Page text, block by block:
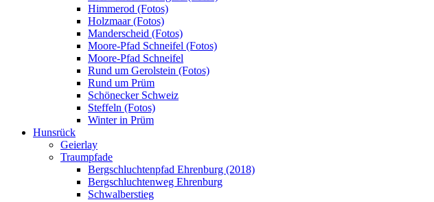
Himmerod (Fotos)
Holzmaar (Fotos)
Manderscheid (Fotos)
Moore-Pfad Schneifel (Fotos)
Moore-Pfad Schneifel
Rund um Gerolstein (Fotos)
Rund um Prüm
Schönecker Schweiz
Steffeln (Fotos)
Winter in Prüm
Hunsrück
Geierlay
Traumpfade
Bergschluchtenpfad Ehrenburg (2018)
Bergschluchtenweg Ehrenburg
Schwalberstieg